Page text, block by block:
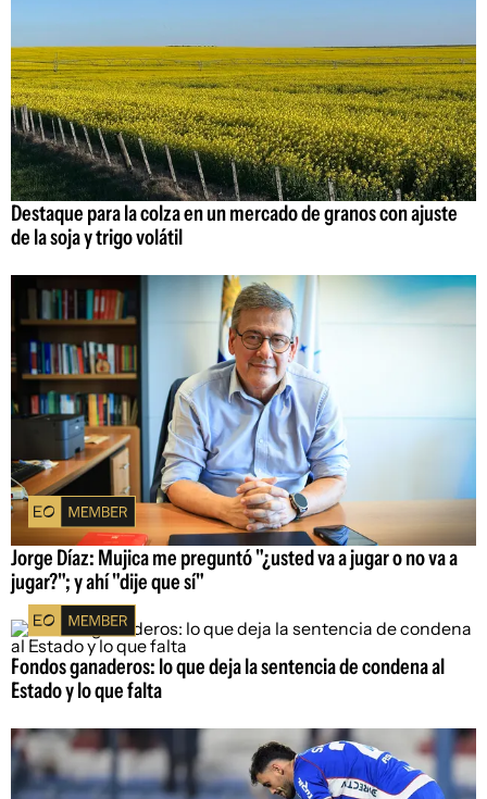
Destaque para la colza en un mercado de granos con ajuste
de la soja y trigo volátil
Jorge Díaz: Mujica me preguntó "¿usted va a jugar o no va a
jugar?"; y ahí "dije que sí"
Fondos ganaderos: lo que deja la sentencia de condena al
Estado y lo que falta